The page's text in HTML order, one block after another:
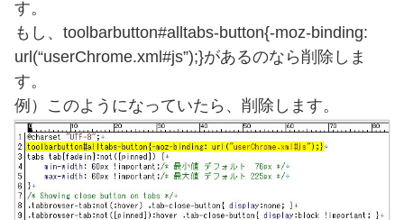
す。
もし、toolbarbutton#alltabs-button{-moz-binding:
url(“userChrome.xml#js”);}があるのなら削除しま
す。
例）このようになっていたら、削除します。